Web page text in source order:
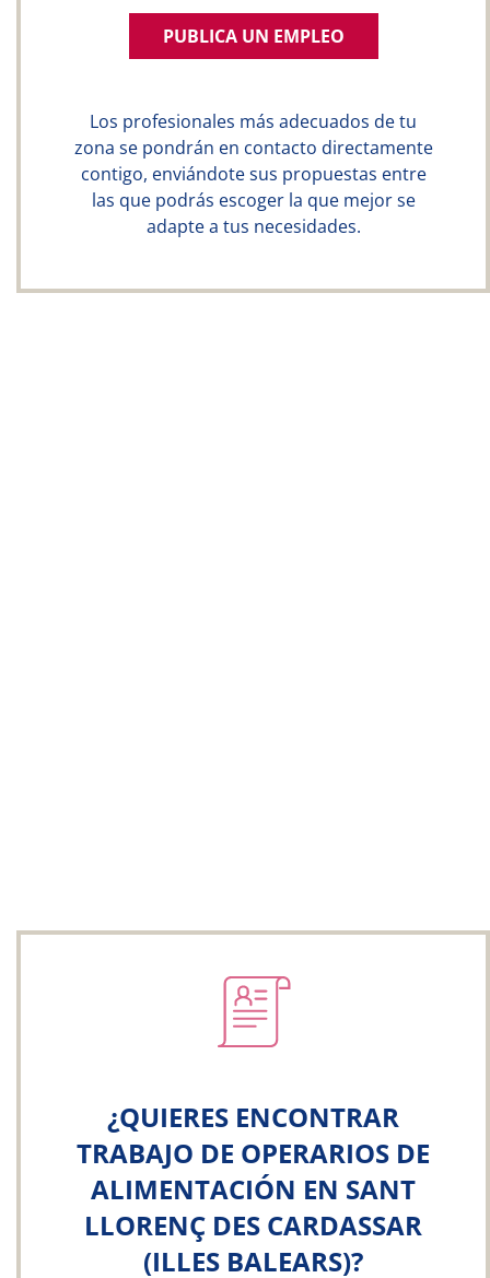
PUBLICA UN EMPLEO
Los profesionales más adecuados de tu
zona se pondrán en contacto directamente
contigo, enviándote sus propuestas entre
las que podrás escoger la que mejor se
adapte a tus necesidades.
¿QUIERES ENCONTRAR
TRABAJO DE OPERARIOS DE
ALIMENTACIÓN EN SANT
LLORENÇ DES CARDASSAR
(ILLES BALEARS)?